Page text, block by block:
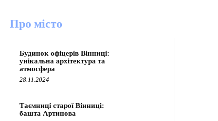
Про місто
Будинок офіцерів Вінниці:
унікальна архітектура та
атмосфера
28.11.2024
Таємниці старої Вінниці:
башта Артинова